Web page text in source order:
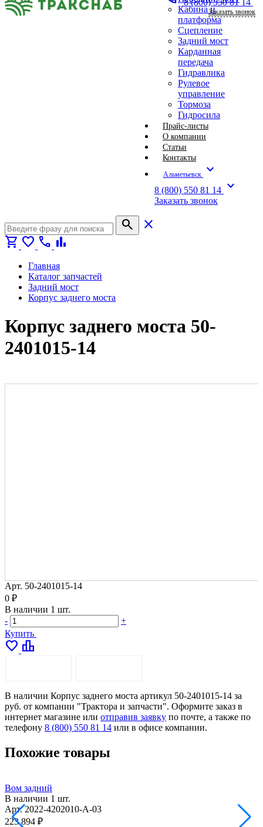
Кабина и
платформа
Сцепление
Задний мост
Карданная
передача
Гидравлика
Рулевое
управление
Тормоза
Гидросила
Прайс-листы
О компании
Статьи
Контакты
Альметьевск expand_more
8 (800) 550 81 14 expand_more
Заказать звонок
Заказать звонок
search
close
shopping_cart favorite call bar_chart
Главная
Каталог запчастей
Задний мост
Корпус заднего моста
Корпус заднего моста 50-
2401015-14
Арт. 50-2401015-14
0 ₽
В наличии 1 шт.
-
+
Купить
favorite leaderboard
В наличии Корпус заднего моста артикул 50-2401015-14 за
руб. от компании "Трактора и запчасти". Оформите заказ в
интернет магазине или отправив заявку по почте, а также по
телефону 8 (800) 550 81 14 или в офисе компании.
Похожие товары
Вом задний
В наличии 1 шт.
Арт. 2022-4202010-А-03
223 894 ₽